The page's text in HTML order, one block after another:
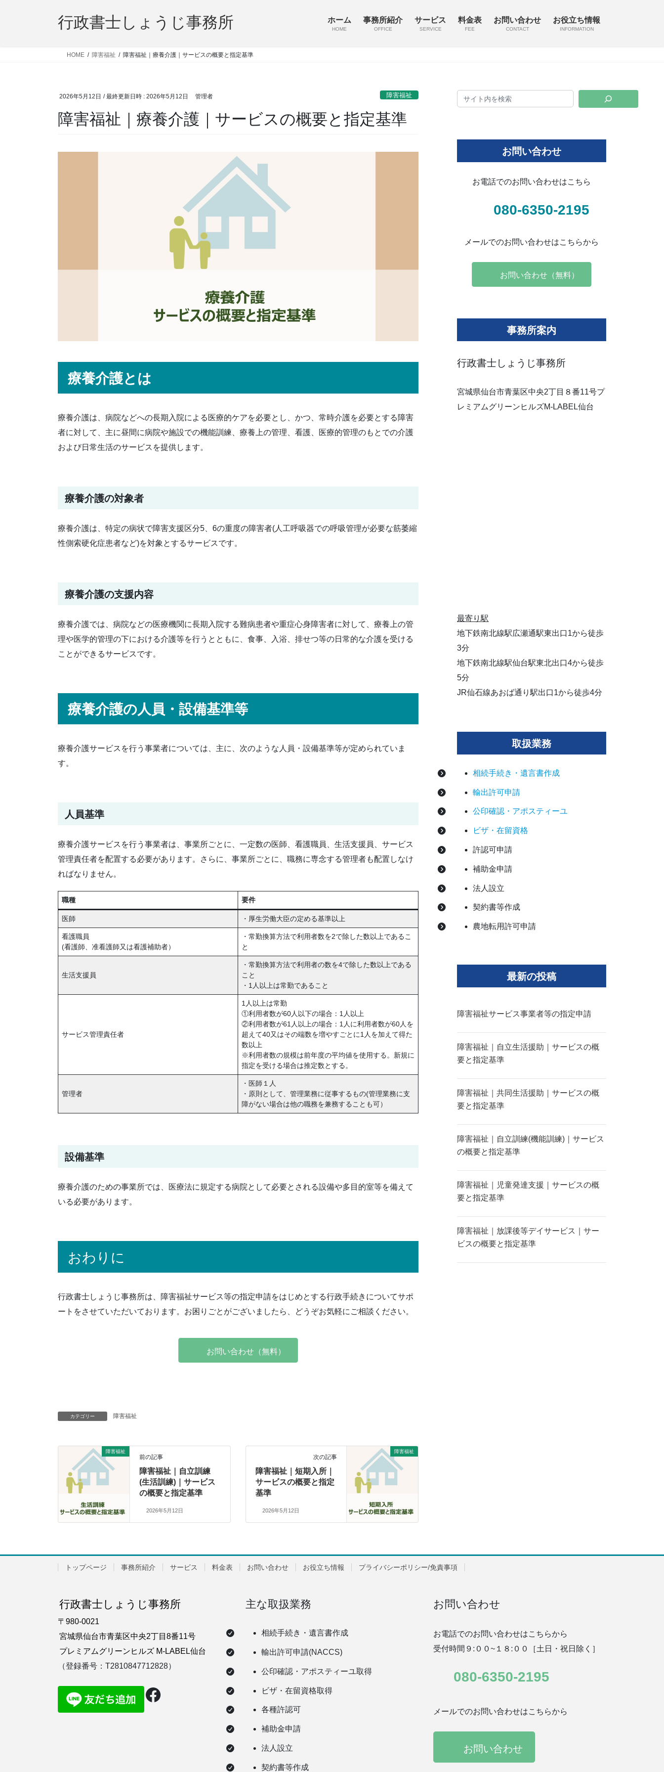
行政書士しょうじ事務所 ホーム
HOME
事務所紹介
OFFICE
サービス
SERVICE
料金表
FEE
お問い合わせ
CONTACT
お役立ち情報
INFORMATION
HOME 障害福祉 障害福祉｜療養介護｜サービスの概要と指定基準
2026年5月12日 / 最終更新日時 : 2026年5月12日 管理者 障害福祉
障害福祉｜療養介護｜サービスの概要と指定基準
療養介護とは
療養介護は、病院などへの長期入院による医療的ケアを必要とし、かつ、常時介護を必要とする障害
者に対して、主に昼間に病院や施設での機能訓練、療養上の管理、看護、医療的管理のもとでの介護
および日常生活のサービスを提供します。
療養介護の対象者
療養介護は、特定の病状で障害支援区分5、6の重度の障害者(人工呼吸器での呼吸管理が必要な筋萎縮
性側索硬化症患者など)を対象とするサービスです。
療養介護の支援内容
療養介護では、病院などの医療機関に長期入院する難病患者や重症心身障害者に対して、療養上の管
理や医学的管理の下における介護等を行うとともに、食事、入浴、排せつ等の日常的な介護を受ける
ことができるサービスです。
療養介護の人員・設備基準等
療養介護サービスを行う事業者については、主に、次のような人員・設備基準等が定められていま
す。
人員基準
療養介護サービスを行う事業者は、事業所ごとに、一定数の医師、看護職員、生活支援員、サービス
管理責任者を配置する必要があります。さらに、事業所ごとに、職務に専念する管理者も配置しなけ
ればなりません。
職種 要件
医師 ・厚生労働大臣の定める基準以上
看護職員
(看護師、准看護師又は看護補助者）
・常勤換算方法で利用者数を2で除した数以上であるこ
と
生活支援員
・常勤換算方法で利用者の数を4で除した数以上である
こと
・1人以上は常勤であること
サービス管理責任者
1人以上は常勤
①利用者数が60人以下の場合：1人以上
②利用者数が61人以上の場合：1人に利用者数が60人を
超えて40又はその端数を増やすごとに1人を加えて得た
数以上
※利用者数の規模は前年度の平均値を使用する。新規に
指定を受ける場合は推定数とする。
管理者
・医師１人
・原則として、管理業務に従事するもの(管理業務に支
障がない場合は他の職務を兼務することも可）
設備基準
療養介護のための事業所では、医療法に規定する病院として必要とされる設備や多目的室等を備えて
いる必要があります。
おわりに
行政書士しょうじ事務所は、障害福祉サービス等の指定申請をはじめとする行政手続きについてサポ
ートをさせていただいております。お困りごとがございましたら、どうぞお気軽にご相談ください。
お問い合わせ（無料）
カテゴリー 障害福祉
障害福祉
前の記事
障害福祉｜自立訓練
(生活訓練)｜サービス
の概要と指定基準
2026年5月12日
障害福祉
次の記事
障害福祉｜短期入所｜
サービスの概要と指定
基準
2026年5月12日
お問い合わせ
お電話でのお問い合わせはこちら
080-6350-2195
メールでのお問い合わせはこちらから
お問い合わせ（無料）
事務所案内
行政書士しょうじ事務所
宮城県仙台市青葉区中央2丁目８番11号プ
レミアムグリーンヒルズM-LABEL仙台
最寄り駅
地下鉄南北線駅広瀬通駅東出口1から徒歩
3分
地下鉄南北線駅仙台駅東北出口4から徒歩
5分
JR仙石線あおば通り駅出口1から徒歩4分
取扱業務
相続手続き・遺言書作成
輸出許可申請
公印確認・アポスティーユ
ビザ・在留資格
許認可申請
補助金申請
法人設立
契約書等作成
農地転用許可申請
最新の投稿
障害福祉サービス事業者等の指定申請
障害福祉｜自立生活援助｜サービスの概
要と指定基準
障害福祉｜共同生活援助｜サービスの概
要と指定基準
障害福祉｜自立訓練(機能訓練)｜サービス
の概要と指定基準
障害福祉｜児童発達支援｜サービスの概
要と指定基準
障害福祉｜放課後等デイサービス｜サー
ビスの概要と指定基準
トップページ 事務所紹介 サービス 料金表 お問い合わせ お役立ち情報 プライバシーポリシー/免責事項
行政書士しょうじ事務所
〒980-0021
宮城県仙台市青葉区中央2丁目8番11号
プレミアムグリーンヒルズ M-LABEL仙台
（登録番号：T2810847712828）
Facebook
主な取扱業務
相続手続き・遺言書作成
輸出許可申請(NACCS)
公印確認・アポスティーユ取得
ビザ・在留資格取得
各種許認可
補助金申請
法人設立
契約書等作成
お問い合わせ
お電話でのお問い合わせはこちらから
受付時間９:００~１８:００［土日・祝日除く］
080-6350-2195
メールでのお問い合わせはこちらから
お問い合わせ